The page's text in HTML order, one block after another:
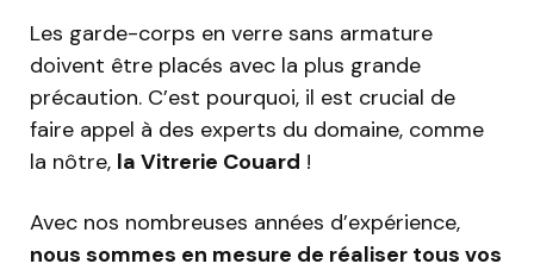
Les garde-corps en verre sans armature
doivent être placés avec la plus grande
précaution. C’est pourquoi, il est crucial de
faire appel à des experts du domaine, comme
la nôtre, la Vitrerie Couard !
Avec nos nombreuses années d’expérience,
nous sommes en mesure de réaliser tous vos